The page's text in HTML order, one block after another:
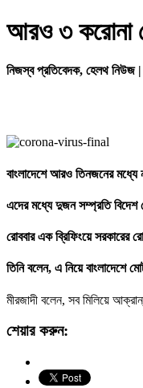
আরও ৩ করোনা
নিজস্ব প্রতিবেদক, হেলথ
বাংলাদেশে আরও তিনজনের
এদের মধ্যে দুজন সম্প্রতি
রোববার এক ব্রিফিংয়ে সরকারের
তিনি বলেন, এ নিয়ে
মীরজাদী বলেন, সব মিলিয়ে
শেয়ার করুন: